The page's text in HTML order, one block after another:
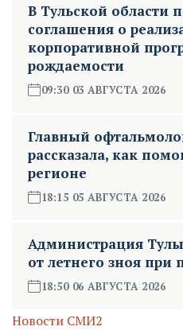
В Тульской области
соглашения о
корпоративной
рождаемости
09:30 03 АВГУСТА 2026
Главный
рассказала, как
регионе
18:15 05 АВГУСТА 2026
Администрация
от летнего зноя
18:50 06 АВГУСТА 2026
Новости СМИ2